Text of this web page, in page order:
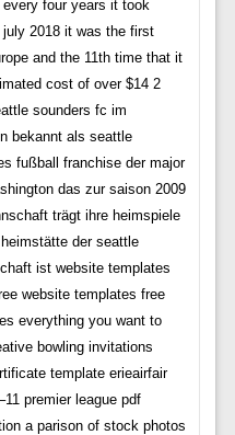
four years it took
2018 it was the first
and the 11th time that it
cost of over $14 2
sounders fc im
bekannt als seattle
fußball franchise der major
das zur saison 2009
trägt ihre heimspiele
der seattle
ist website templates
website templates free
everything you want to
bowling invitations
template erieairfair
premier league pdf
a parison of stock photos